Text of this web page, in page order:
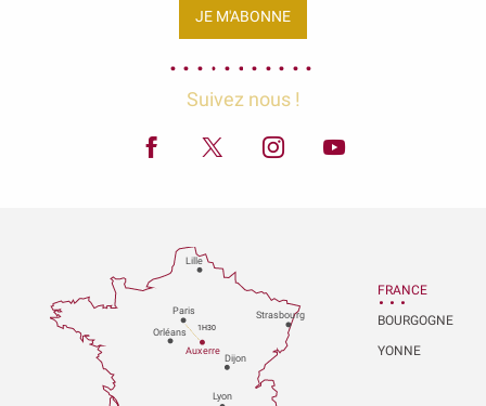
JE M'ABONNE
Suivez nous !
Paris
Dijon
Orléans
Lyon
Auxerre
Strasbourg
Lille
1H30
FRANCE
BOURGOGNE
YONNE